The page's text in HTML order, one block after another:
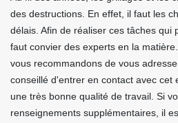
des destructions. En effet, il faut les
délais. Afin de réaliser ces tâches qui
faut convier des experts en la
vous recommandons de vous
conseillé d'entrer en contact avec cet
une très bonne qualité de travail. Si
renseignements supplémentaires, il